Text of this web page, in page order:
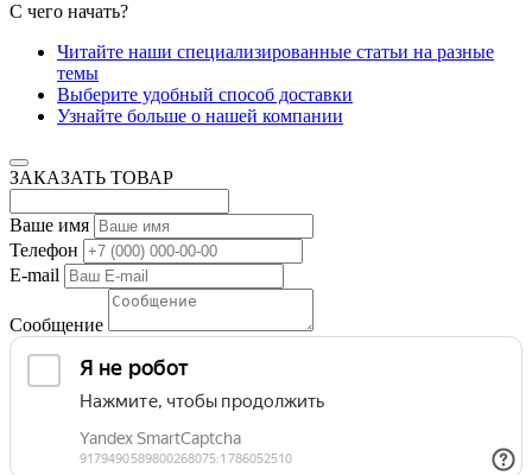
С чего начать?
Читайте наши специализированные статьи на разные
темы
Выберите удобный способ доставки
Узнайте больше о нашей компании
ЗАКАЗАТЬ ТОВАР
Ваше имя
Телефон
E-mail
Сообщение